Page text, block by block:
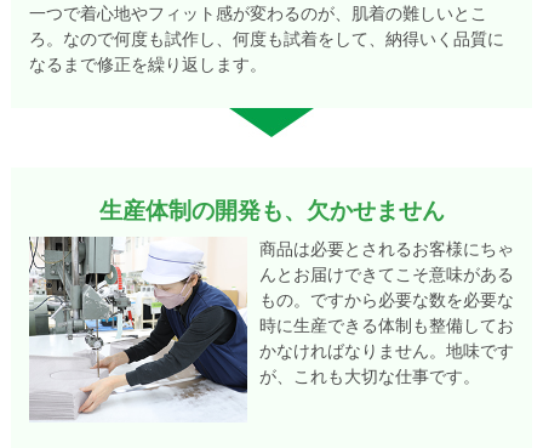
一つで着心地やフィット感が変わるのが、肌着の難しいとこ
ろ。なので何度も試作し、何度も試着をして、納得いく品質に
なるまで修正を繰り返します。
生産体制の開発も、欠かせません
商品は必要とされるお客様にちゃ
んとお届けできてこそ意味がある
もの。ですから必要な数を必要な
時に生産できる体制も整備してお
かなければなりません。地味です
が、これも大切な仕事です。